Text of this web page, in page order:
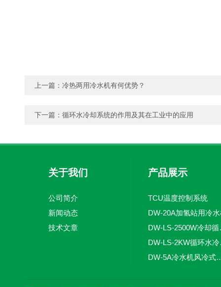
上一篇： 冷热两用冷水机有何优势？
下一篇： 循环水冷却系统的作用及其在工业中的应用
关于我们
公司简介
新闻动态
技术文章
产品展示
TCU温度控制系统
DW-20A加氢站用冷
DW-
DW-5A冷水机